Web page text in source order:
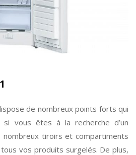
de nombreux points forts qui
vous êtes à la recherche d’un
nombreux tiroirs et compartiments
vos produits surgelés. De plus,